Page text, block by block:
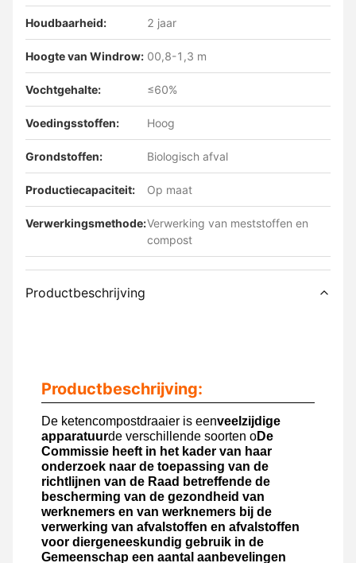
Houdbaarheid: 2 jaar
Hoogte van Windrow: 00,8-1,3 m
Vochtgehalte: ≤60%
Voedingsstoffen: Hoog
Grondstoffen: Biologisch afval
Productiecapaciteit: Op maat
Verwerkingsmethode:Verwerking van meststoffen en
compost
Productbeschrijving
Productbeschrijving:
De ketencompostdraaier is eenveelzijdige
apparatuurde verschillende soorten oDe
Commissie heeft in het kader van haar
onderzoek naar de toepassing van de
richtlijnen van de Raad betreffende de
bescherming van de gezondheid van
werknemers en van werknemers bij de
verwerking van afvalstoffen en afvalstoffen
voor diergeneeskundig gebruik in de
Gemeenschap een aantal aanbevelingen